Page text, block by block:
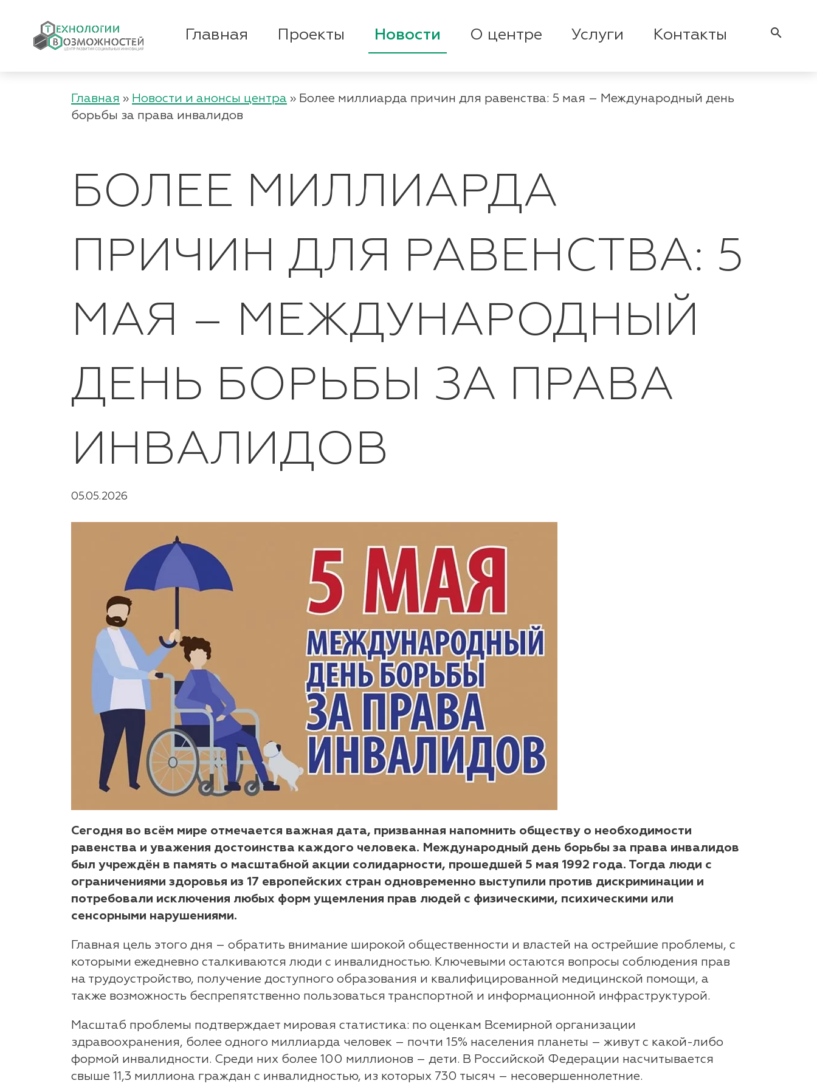
Главная Проекты Новости О центре Услуги Контакты search
Главная » Новости и анонсы центра » Более миллиарда причин для равенства: 5 мая – Международный день
борьбы за права инвалидов
БОЛЕЕ МИЛЛИАРДА
ПРИЧИН ДЛЯ РАВЕНСТВА: 5
МАЯ – МЕЖДУНАРОДНЫЙ
ДЕНЬ БОРЬБЫ ЗА ПРАВА
ИНВАЛИДОВ
05.05.2026
Сегодня во всём мире отмечается важная дата, призванная напомнить обществу о необходимости
равенства и уважения достоинства каждого человека. Международный день борьбы за права инвалидов
был учреждён в память о масштабной акции солидарности, прошедшей 5 мая 1992 года. Тогда люди с
ограничениями здоровья из 17 европейских стран одновременно выступили против дискриминации и
потребовали исключения любых форм ущемления прав людей с физическими, психическими или
сенсорными нарушениями.
Главная цель этого дня – обратить внимание широкой общественности и властей на острейшие проблемы, с
которыми ежедневно сталкиваются люди с инвалидностью. Ключевыми остаются вопросы соблюдения прав
на трудоустройство, получение доступного образования и квалифицированной медицинской помощи, а
также возможность беспрепятственно пользоваться транспортной и информационной инфраструктурой.
Масштаб проблемы подтверждает мировая статистика: по оценкам Всемирной организации
здравоохранения, более одного миллиарда человек – почти 15% населения планеты – живут с какой-либо
формой инвалидности. Среди них более 100 миллионов – дети. В Российской Федерации насчитывается
свыше 11,3 миллиона граждан с инвалидностью, из которых 730 тысяч – несовершеннолетние.